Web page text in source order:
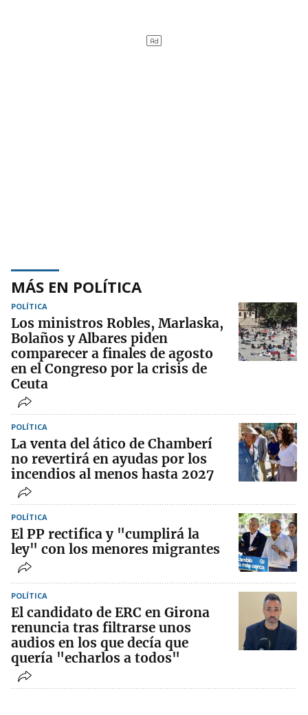
MÁS EN POLÍTICA
POLÍTICA
Los ministros Robles, Marlaska,
Bolaños y Albares piden
comparecer a finales de agosto
en el Congreso por la crisis de
Ceuta
POLÍTICA
La venta del ático de Chamberí
no revertirá en ayudas por los
incendios al menos hasta 2027
POLÍTICA
El PP rectifica y "cumplirá la
ley" con los menores migrantes
POLÍTICA
El candidato de ERC en Girona
renuncia tras filtrarse unos
audios en los que decía que
quería "echarlos a todos"